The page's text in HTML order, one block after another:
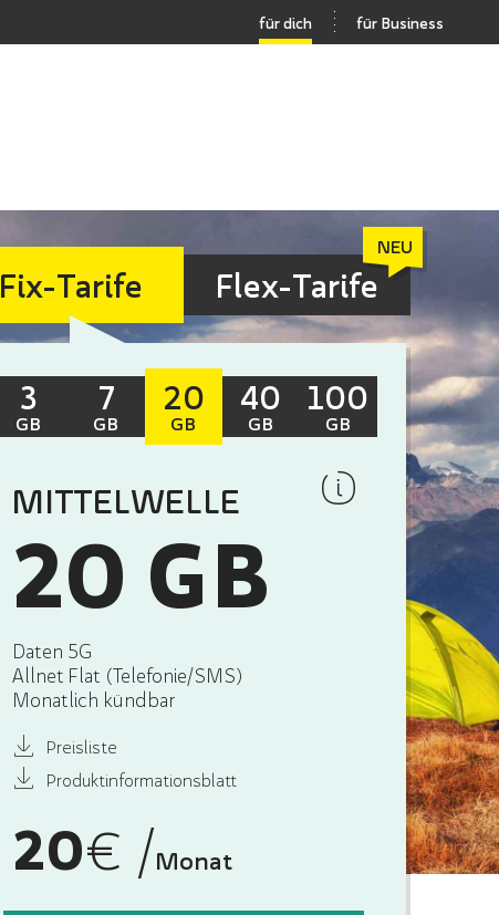
für dich für Business
Fix-Tarife Flex-Tarife
3
GB
7
GB
20
GB
40
GB
100
GB
MITTELWELLE
20 GB
Daten 5G
Allnet Flat (Telefonie/SMS)
Monatlich kündbar
Preisliste
Produktinformationsblatt
20€ /Monat